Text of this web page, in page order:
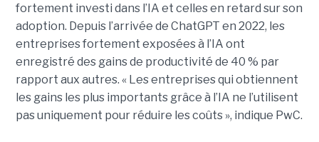
fortement investi dans l’IA et celles en retard sur son
adoption. Depuis l’arrivée de ChatGPT en 2022, les
entreprises fortement exposées à l’IA ont
enregistré des gains de productivité de 40 % par
rapport aux autres. « Les entreprises qui obtiennent
les gains les plus importants grâce à l’IA ne l’utilisent
pas uniquement pour réduire les coûts », indique PwC.